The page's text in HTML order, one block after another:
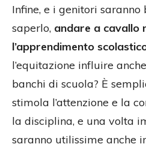
Infine, e i genitori saranno
saperlo, andare a cavallo
l’apprendimento
l’equitazione influire
banchi di scuola? È
stimola l’attenzione e la
la disciplina, e una volta
saranno utilissime anche